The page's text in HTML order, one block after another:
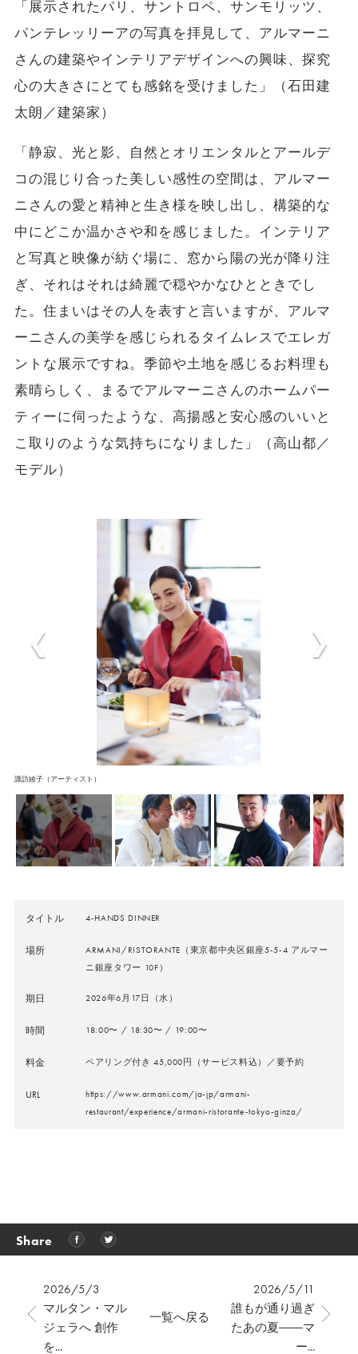
「展示されたパリ、サントロペ、サンモリッツ、
パンテレッリーアの写真を拝見して、アルマーニ
さんの建築やインテリアデザインへの興味、探究
心の大きさにとても感銘を受けました」（石田建
太朗／建築家）
「静寂、光と影、自然とオリエンタルとアールデ
コの混じり合った美しい感性の空間は、アルマー
ニさんの愛と精神と生き様を映し出し、構築的な
中にどこか温かさや和を感じました。インテリア
と写真と映像が紡ぐ場に、窓から陽の光が降り注
ぎ、それはそれは綺麗で穏やかなひとときでし
た。住まいはその人を表すと言いますが、アルマ
ーニさんの美学を感じられるタイムレスでエレガ
ントな展示ですね。季節や土地を感じるお料理も
素晴らしく、まるでアルマーニさんのホームパー
ティーに伺ったような、高揚感と安心感のいいと
こ取りのような気持ちになりました」（高山都／
モデル）
諏訪綾子（アーティスト）
タイトル 4-HANDS DINNER
場所
ARMANI/RISTORANTE（東京都中央区銀座5-5-4 アルマー
ニ銀座タワー 10F）
期日 2026年6月17日（水）
時間 18:00〜 / 18:30〜 / 19:00〜
料金 ペアリング付き 45,000円（サービス料込）／要予約
URL
https://www.armani.com/ja-jp/armani-
restaurant/experience/armani-ristorante-tokyo-ginza/
Share
2026/5/3
マルタン・マル
ジェラへ 創作
を...
2026/5/11
誰もが通り過ぎ
たあの夏――マ
ー...
一覧へ戻る